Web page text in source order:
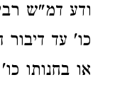
ודע דמ"ש
כו' עד
או בחנותו